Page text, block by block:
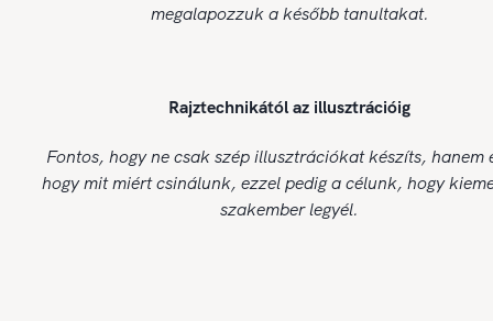
megalapozzuk a később tanultakat.
Rajztechnikától az illusztrációig
Fontos, hogy ne csak szép illusztrációkat készíts, hanem
hogy mit miért csinálunk, ezzel pedig a célunk, hogy
szakember legyél.